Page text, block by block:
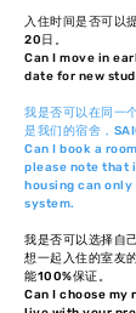
入住时间是否可以
20日。
Can I move in
date for new
我是否可以在同一
是我们的宿舍，
Can I book a
please note that
housing can only
system.
我是否可以选择自
想一起入住的室友
能100%保证。
Can I choose my